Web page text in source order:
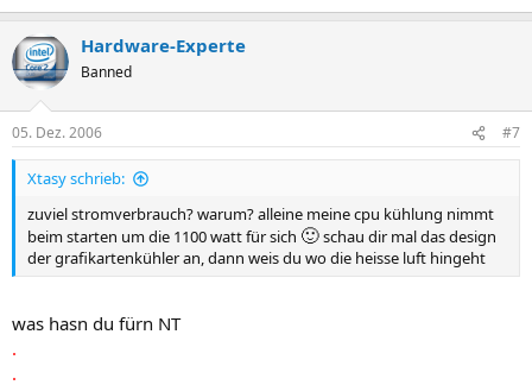
Hardware-Experte
Banned
05. Dez. 2006 #7
Xtasy schrieb:
zuviel stromverbrauch? warum? alleine meine cpu kühlung nimmt
beim starten um die 1100 watt für sich 🙂schau dir mal das design
der grafikartenkühler an, dann weis du wo die heisse luft hingeht
was hasn du fürn NT
.
.